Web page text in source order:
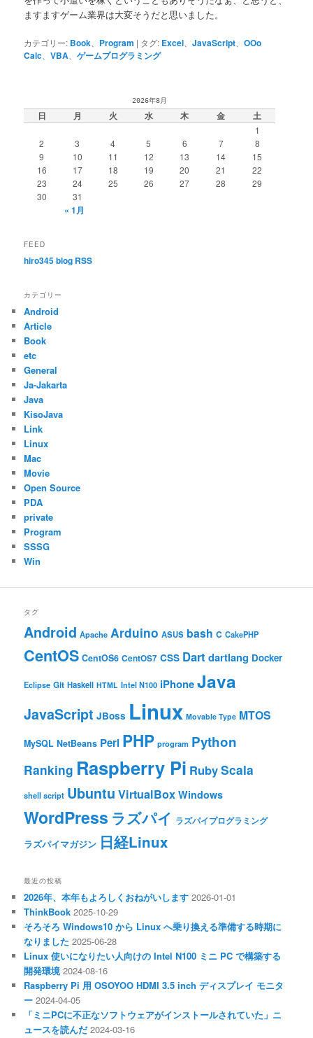
ますますゲーム業界は大変そうだと思いました。
カテゴリー: Book Program | タグ: Excel 、JavaScript 、OOo
Calc 、VBA 、ゲームプログラミング
2026年8月
日 月 火 水 木 金 土
1
2
3 4 5 6 7
8
9
10 11 12 13 14
15
16
17 18 19 20 21
22
23
24 25 26 27 28
29
30
31
« 1月
FEED
hiro345 blog RSS
カテゴリー
Android
Article
Book
etc
General
Ja-Jakarta
Java
KisoJava
Link
Linux
Mac
Movie
Open Source
PDA
private
Program
SSSG
Win
タグ
Android Apache Arduino ASUS bash C CakePHP
CentOS CentOS6 CentOS7 CSS Dart dartlang Docker
Eclipse Git Haskell HTML Intel N100 iPhoneJava
JavaScript JBoss Linux Movable Type MTOS
MySQL NetBeans Perl PHP program Python
Ranking Raspberry Pi RubyScala
shell script Ubuntu VirtualBox Windows
WordPress ラズパイ ラズパイプログラミング
ラズパイマガジン 日経Linux
最近の投稿
2026年、本年もよろしくおねがいします 2026-01-01
ThinkBook 2025-10-29
そろそろ Windows10 から Linux へ乗り換える準備する時期に
なりました 2025-06-28
Linux 使いになりたい人向けの Intel N100 ミニ PC で構築する
開発環境 2024-08-16
Raspberry Pi 用 OSOYOO HDMI 3.5 inch ディスプレイ モニタ
ー 2024-04-05
「ミニPCに不正なソフトウェアがインストールされていた」ニ
ュースを読んだ 2024-03-16